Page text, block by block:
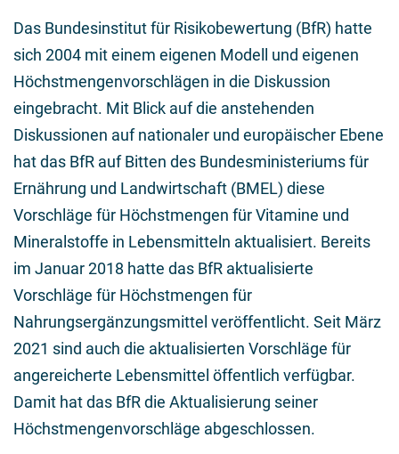
Das Bundesinstitut für Risikobewertung (BfR) hatte
sich 2004 mit einem eigenen Modell und eigenen
Höchstmengenvorschlägen in die Diskussion
eingebracht. Mit Blick auf die anstehenden
Diskussionen auf nationaler und europäischer Ebene
hat das BfR auf Bitten des Bundesministeriums für
Ernährung und Landwirtschaft (BMEL) diese
Vorschläge für Höchstmengen für Vitamine und
Mineralstoffe in Lebensmitteln aktualisiert. Bereits
im Januar 2018 hatte das BfR aktualisierte
Vorschläge für Höchstmengen für
Nahrungsergänzungsmittel veröffentlicht. Seit März
2021 sind auch die aktualisierten Vorschläge für
angereicherte Lebensmittel öffentlich verfügbar.
Damit hat das BfR die Aktualisierung seiner
Höchstmengenvorschläge abgeschlossen.